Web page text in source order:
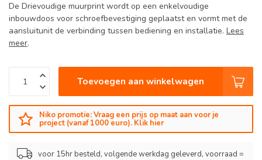
De Drievoudige muurprint wordt op een enkelvoudige
inbouwdoos voor schroefbevestiging geplaatst en vormt met de
aansluitunit de verbinding tussen bediening en installatie. Lees
meer.
Toevoegen aan winkelwagen
Niko promotie: Vraag een prijs op maat aan voor je
project (vanaf 1000 euro). Klik hier
voor 15hr besteld, volgende werkdag geleverd, voorraad =